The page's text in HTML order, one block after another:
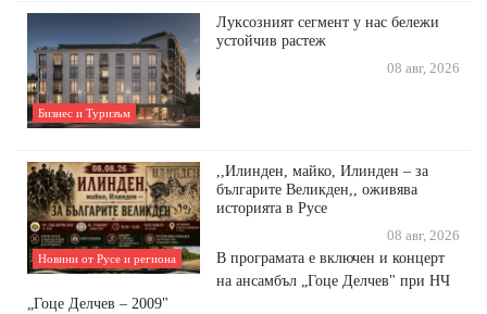
Бизнес и Туризъм
Луксозният сегмент у нас бележи
устойчив растеж
08 авг, 2026
Новини от Русе и региона
,,Илинден, майко, Илинден – за
българите Великден,, оживява
историята в Русе
08 авг, 2026
В програмата е включен и концерт
на ансамбъл „Гоце Делчев" при НЧ
„Гоце Делчев – 2009"